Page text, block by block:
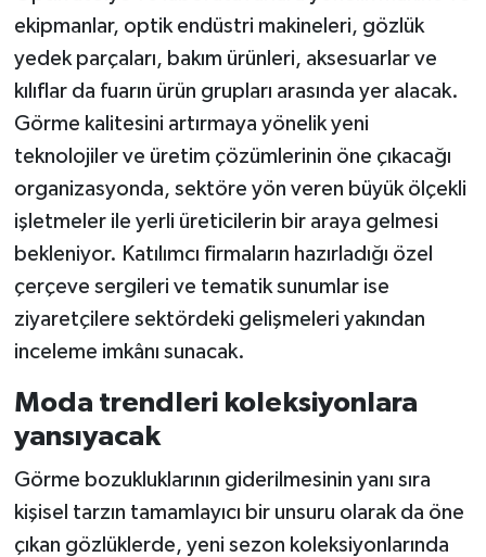
ekipmanlar, optik endüstri makineleri, gözlük
yedek parçaları, bakım ürünleri, aksesuarlar ve
kılıflar da fuarın ürün grupları arasında yer alacak.
Görme kalitesini artırmaya yönelik yeni
teknolojiler ve üretim çözümlerinin öne çıkacağı
organizasyonda, sektöre yön veren büyük ölçekli
işletmeler ile yerli üreticilerin bir araya gelmesi
bekleniyor. Katılımcı firmaların hazırladığı özel
çerçeve sergileri ve tematik sunumlar ise
ziyaretçilere sektördeki gelişmeleri yakından
inceleme imkânı sunacak.
Moda trendleri koleksiyonlara
yansıyacak
Görme bozukluklarının giderilmesinin yanı sıra
kişisel tarzın tamamlayıcı bir unsuru olarak da öne
çıkan gözlüklerde, yeni sezon koleksiyonlarında